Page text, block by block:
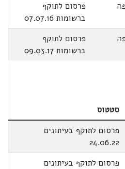
פרסום לתוקף
ברשומות 07.07.16
פרסום לתוקף
ברשומות 09.03.17
סטטוס
פרסום לתוקף בעיתונים
24.06.22
פרסום לתוקף בעיתונים